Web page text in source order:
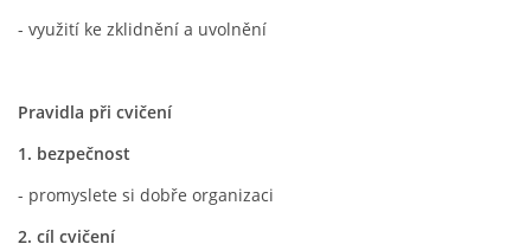
VZDĚLÁVACÍ BLOK LISTOPAD
VZDĚLÁVACÍ BLOK PROSINEC
VZDĚLÁVACÍ BLOK LEDEN
- využití ke zklidnění a uvolnění
Pravidla při cvičení
1. bezpečnost
- promyslete si dobře organizaci
2. cíl cvičení